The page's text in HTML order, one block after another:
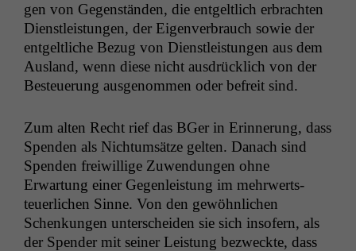
gen von Gegen­stän­den, die ent­geltlich erbracht­en
Dien­stleis­tun­gen, der Eigen­ver­brauch sowie der
ent­geltliche Bezug von Dien­stleis­tun­gen aus dem
Aus­land, wenn diese nicht aus­drück­lich von der
Besteuerung ausgenom­men oder befre­it sind.
Zum alten Recht rief das BGer in Erin­nerung, dass
Spenden als Nich­tum­sätze gel­ten. Danach sind
Spenden frei­willige Zuwen­dun­gen ohne
Erwartung ein­er Gegen­leis­tung im mehrw­ert­s­
teuer­lichen Sinne. Von den gewöhn­lichen
Schenkun­gen unter­schei­den sie sich insofern, als
der Spender mit sein­er Leis­tung bezweck­te, dass